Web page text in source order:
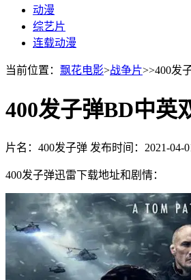
动漫
综艺片
连载动漫
当前位置： 飘花电影>战争片>>400发
400发子弹BD中英
片名：400发子弹 发布时间：2021-04-
400发子弹迅雷下载地址和剧情：